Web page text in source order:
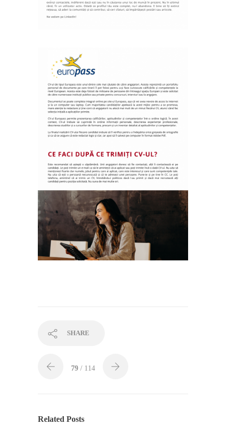
SHARE
79 / 114
Related Posts